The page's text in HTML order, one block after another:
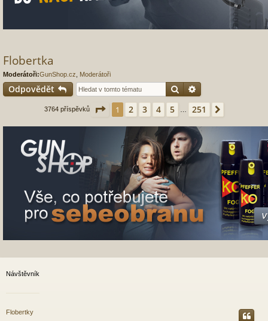
Flobertka
Moderátoři:GunShop.cz Moderátoři
Odpovědět Hledat
3764 příspěvků Stránka 1z 251
1 2 3 4 5 251
Návštěvník
Flobertky